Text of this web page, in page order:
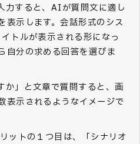
力すると、AIが質問文に適し
表示します。会話形式のシス
トルが表示される形になっ
自分の求める回答を選びま
か」と文章で質問すると、画
表示されるようなイメージで
ットの１つ目は、「シナリオ